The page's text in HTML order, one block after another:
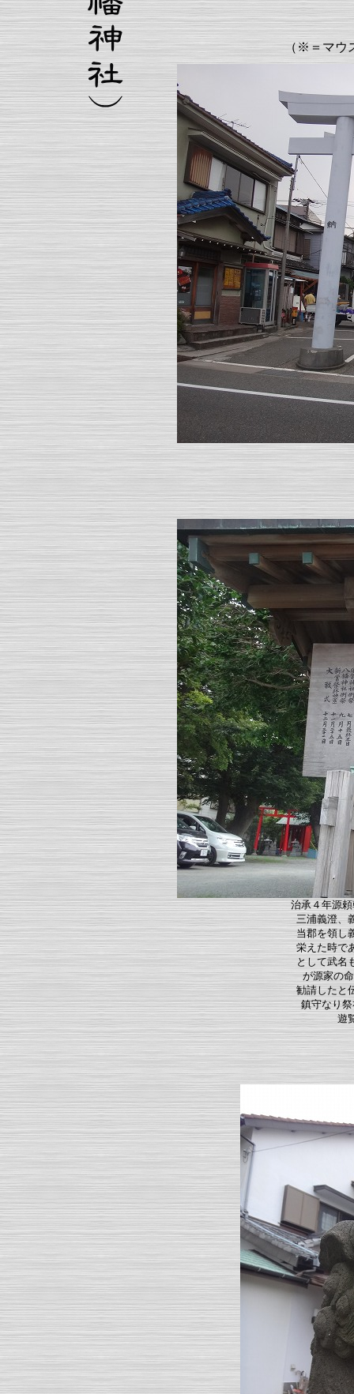
（※＝マウ
治承４年源
三浦義澄、
当郡を領し
栄えた時で
として武名
が源家の
勧請したと
鎮守なり
遊